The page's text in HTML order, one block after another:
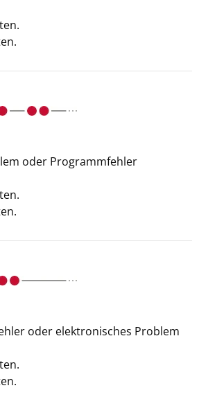
oder Programmfehler
oder elektronisches Problem